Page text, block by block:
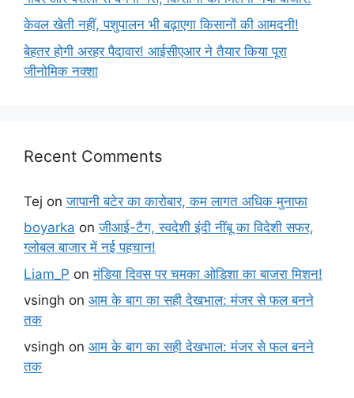
केवल खेती नहीं, पशुपालन भी बढ़ाएगा किसानों की आमदनी!
बेहतर होगी अरहर पैदावार! आईसीएआर ने तैयार किया पूरा
जीनोमिक नक्शा
Recent Comments
Tej onजापानी बटेर का कारोबार, कम लागत अधिक मुनाफा
boyarka onजीआई-टैग, स्वदेशी इंदी नींबू का विदेशी सफर,
ग्लोबल बाजार में नई पहचान!
Liam_P onमंडिया दिवस पर चमका ओडिशा का बाजरा मिशन!
vsingh on आम के बाग का सही देखभाल: मंजर से फल बनने
तक
vsingh on आम के बाग का सही देखभाल: मंजर से फल बनने
तक